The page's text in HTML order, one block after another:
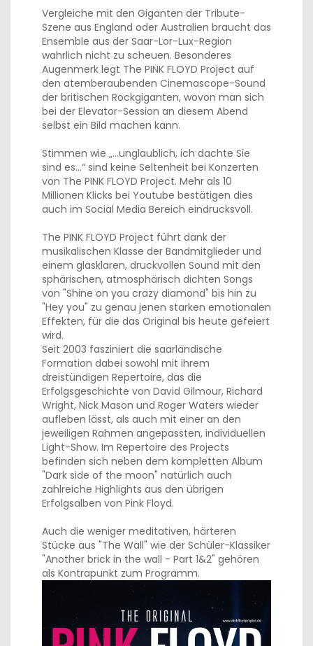
Vergleiche mit den Giganten der Tribute-
Szene aus England oder Australien braucht das
Ensemble aus der Saar-Lor-Lux-Region
wahrlich nicht zu scheuen. Besonderes
Augenmerk legt The PINK FLOYD Project auf
den atemberaubenden Cinemascope-Sound
der britischen Rockgiganten, wovon man sich
bei der Elevator-Session an diesem Abend
selbst ein Bild machen kann.
Stimmen wie „…unglaublich, ich dachte Sie
sind es…“ sind keine Seltenheit bei Konzerten
von The PINK FLOYD Project. Mehr als 10
Millionen Klicks bei Youtube bestätigen dies
auch im Social Media Bereich eindrucksvoll.
The PINK FLOYD Project führt dank der
musikalischen Klasse der Bandmitglieder und
einem glasklaren, druckvollen Sound mit den
sphärischen, atmosphärisch dichten Songs
von "Shine on you crazy diamond" bis hin zu
"Hey you" zu genau jenen starken emotionalen
Effekten, für die das Original bis heute gefeiert
wird.
Seit 2003 fasziniert die saarländische
Formation dabei sowohl mit ihrem
dreistündigen Repertoire, das die
Erfolgsgeschichte von David Gilmour, Richard
Wright, Nick Mason und Roger Waters wieder
aufleben lässt, als auch mit einer an den
jeweiligen Rahmen angepassten, individuellen
Light-Show. Im Repertoire des Projects
befinden sich neben dem kompletten Album
"Dark side of the moon" natürlich auch
zahlreiche Highlights aus den übrigen
Erfolgsalben von Pink Floyd.
Auch die weniger meditativen, härteren
Stücke aus "The Wall" wie der Schüler-Klassiker
"Another brick in the wall - Part 1&2" gehören
als Kontrapunkt zum Programm.